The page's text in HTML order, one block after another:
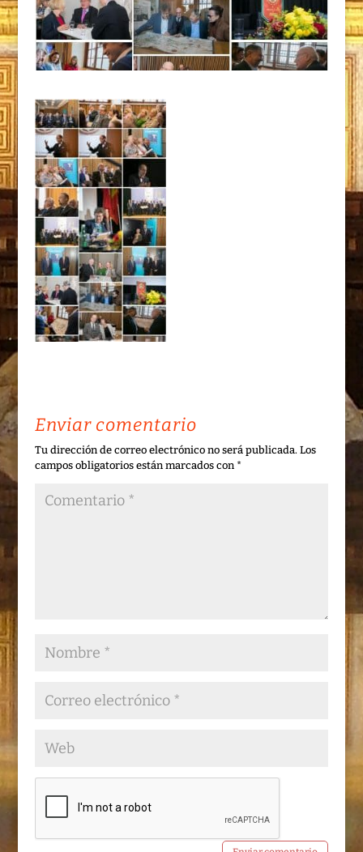
Enviar comentario
Tu dirección de correo electrónico no será publicada. Los
campos obligatorios están marcados con *